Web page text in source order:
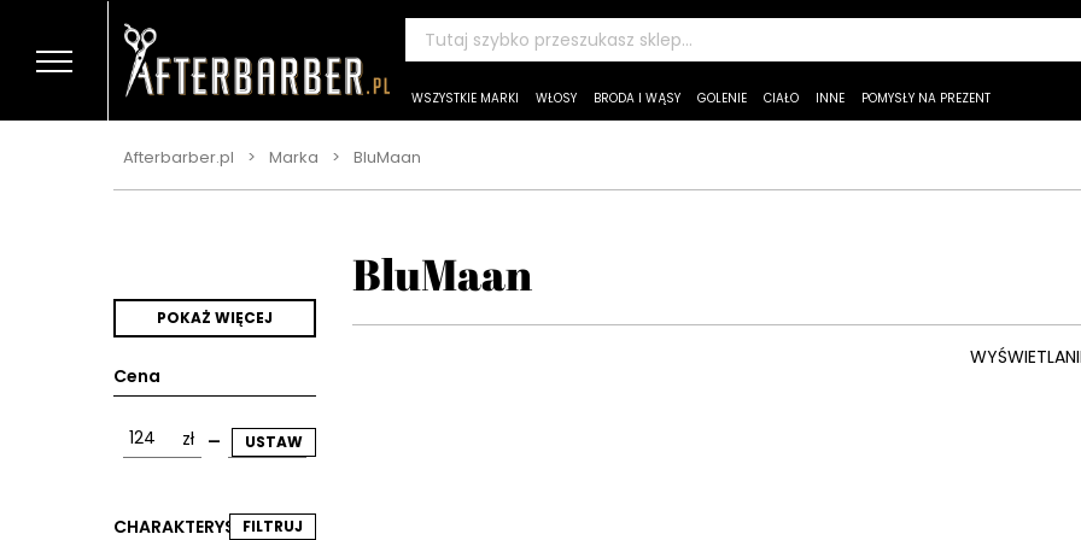
WSZYSTKIE MARKI WŁOSY BRODA I WĄSY GOLENIE CIAŁO INNE POMYSŁY NA PREZENT
Afterbarber.pl > Marka > BluMaan
POKAŻ WIĘCEJ
Cena
zł - zł
USTAW
CHARAKTERYSTYKA
FILTRUJ
BluMaan